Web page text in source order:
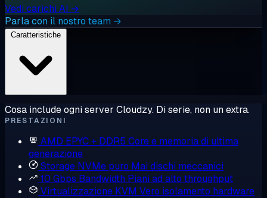
Vedi carichi AI →
Parla con il nostro team →
Cosa include ogni server Cloudzy. Di serie, non un extra.
PRESTAZIONI
AMD EPYC + DDR5 Core e memoria di ultima
generazione
Storage NVMe puro Mai dischi meccanici
10 Gbps Bandwidth Piani ad alto throughput
Virtualizzazione KVM Vero isolamento hardware